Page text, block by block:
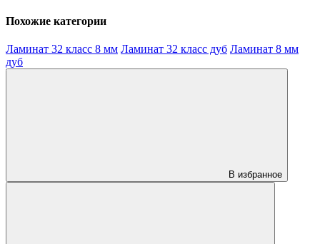
Похожие категории
Ламинат 32 класс 8 мм Ламинат 32 класс дуб Ламинат 8 мм
дуб
В избранное